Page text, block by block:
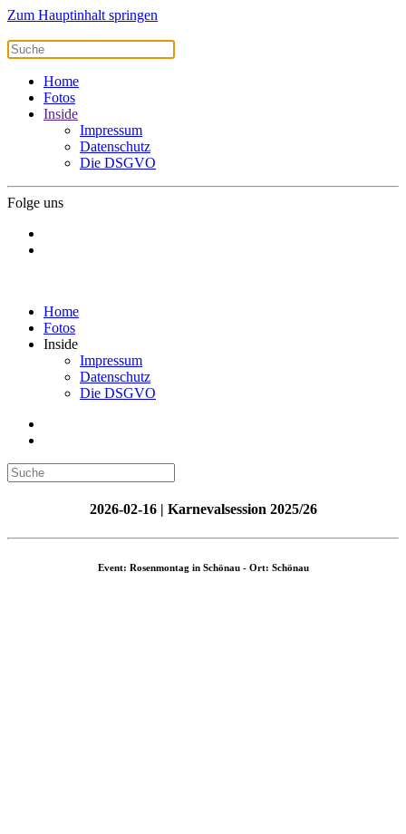
Zum Hauptinhalt springen
Home
Fotos
Inside
Impressum
Datenschutz
Die DSGVO
Folge uns
Home
Fotos
Inside
Impressum
Datenschutz
Die DSGVO
2026-02-16 | Karnevalsession 2025/26
Event: Rosenmontag in Schönau - Ort: Schönau